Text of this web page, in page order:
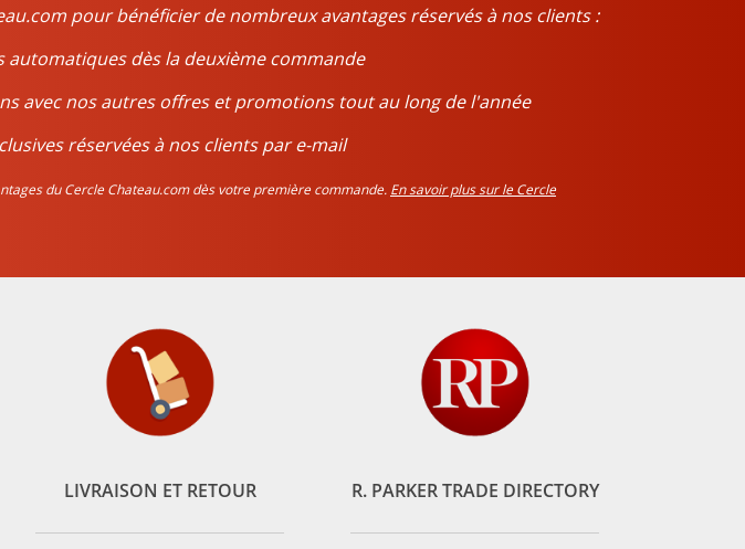
pour bénéficier de nombreux avantages réservés à nos clients :
automatiques dès la deuxième commande
avec nos autres offres et promotions tout au long de l'année
réservées à nos clients par e-mail
du Cercle Chateau.com dès votre première commande. En savoir plus sur le Cercle
LIVRAISON ET RETOUR R. PARKER TRADE DIRECTORY